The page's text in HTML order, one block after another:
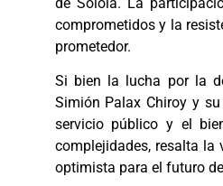
comprometidos y la
prometedor.
Si bien la lucha por la
Simión Palax Chiroy y
servicio público y el
complejidades, resalta
optimista para el futuro